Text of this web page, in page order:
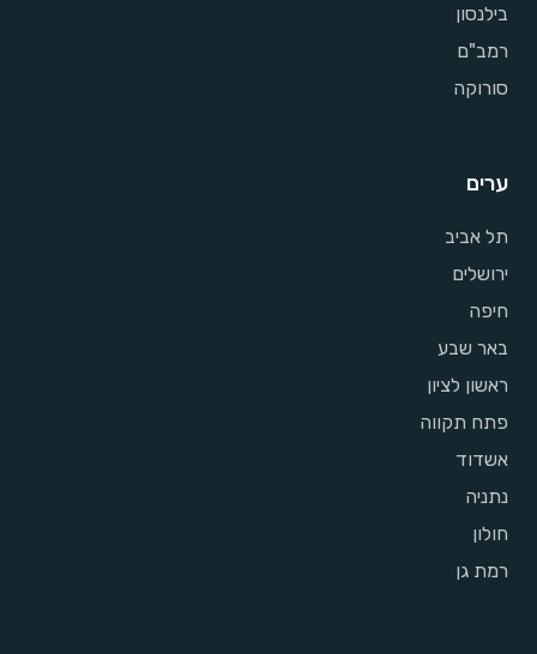
בילנסון
רמב"ם
סורוקה
ערים
תל אביב
ירושלים
חיפה
באר שבע
ראשון לציון
פתח תקווה
אשדוד
נתניה
חולון
רמת גן